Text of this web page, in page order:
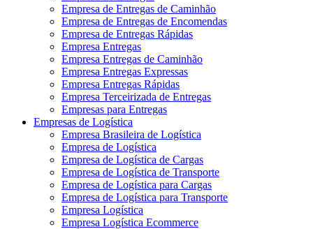
Empresa de Entregas de Caminhão
Empresa de Entregas de Encomendas
Empresa de Entregas Rápidas
Empresa Entregas
Empresa Entregas de Caminhão
Empresa Entregas Expressas
Empresa Entregas Rápidas
Empresa Terceirizada de Entregas
Empresas para Entregas
Empresas de Logística
Empresa Brasileira de Logística
Empresa de Logística
Empresa de Logística de Cargas
Empresa de Logística de Transporte
Empresa de Logística para Cargas
Empresa de Logística para Transporte
Empresa Logística
Empresa Logística Ecommerce